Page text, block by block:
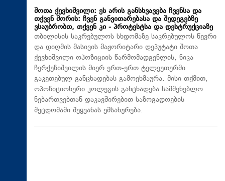
შოთა ქევხიშვილი: ეს არის განსხვავება ჩვენსა და
თქვენ შორის: ჩვენ განვითარებასა და შედეგებზე
ვსაუბრობთ, თქვენ კი - პროტესტსა და დესტრუქციაზე
თბილისის საკრებულოს სხდომაზე საკრებულოს წევრი
და დიღმის მასივის მაჟორიტარი დეპუტატი შოთა
ქევხიშვილი ოპოზიციის წარმომადგენლის, ნიკა
ჩერქეზიშვილის მიერ ერთ-ერთ ტელეეთერში
გაკეთებულ განცხადებას გამოეხმაურა. მისი თქმით,
ოპოზიციონერი კოლეგის განცხადება სამშენებლო
ნებართვებთან დაკავშირებით საზოგადოების
შეცდომაში შეყვანას ემსახურება.